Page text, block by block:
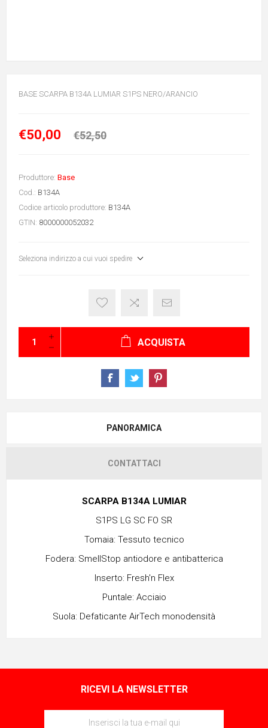
BASE SCARPA B134A LUMIAR S1PS NERO/ARANCIO
€50,00 €52,50
Produttore: Base
Cod.: B134A
Codice articolo produttore: B134A
GTIN: 8000000052032
Seleziona indirizzo a cui vuoi spedire
ACQUISTA
PANORAMICA
CONTATTACI
SCARPA B134A LUMIAR
S1PS LG SC FO SR
Tomaia: Tessuto tecnico
Fodera: SmellStop antiodore e antibatterica
Inserto: Fresh'n Flex
Puntale: Acciaio
Suola: Defaticante AirTech monodensità
RICEVI LA NEWSLETTER